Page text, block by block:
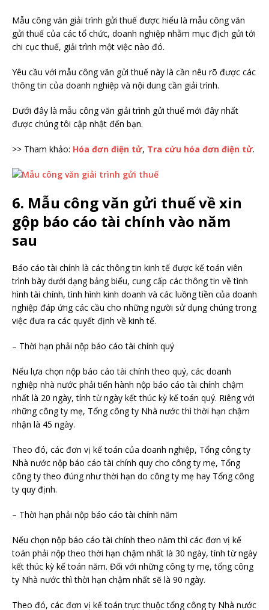
Mẫu công văn giải trình gửi thuế được hiểu là mẫu công văn
gửi thuế của các tổ chức, doanh nghiệp nhằm mục địch gửi tới
chi cục thuế, giải trình một việc nào đó.
Yêu cầu với mẫu công văn gửi thuế này là cần nêu rõ được các
thông tin của doanh nghiệp và nội dung cần giải trình.
Dưới đây là mẫu công văn giải trình gửi thuế mới đây nhất
được chúng tôi cập nhật đến bạn.
>> Tham khảo: Hóa đơn điện tử, Tra cứu hóa đơn điện tử.
6. Mẫu công văn gửi thuế về xin
gộp báo cáo tài chính vào năm
sau
Báo cáo tài chính là các thông tin kinh tế được kế toán viên
trình bày dưới dạng bảng biểu, cung cấp các thông tin về tình
hình tài chính, tình hình kinh doanh và các luồng tiền của doanh
nghiệp đáp ứng các cầu cho những người sử dụng chúng trong
việc đưa ra các quyết định về kinh tế.
– Thời hạn phải nộp báo cáo tài chính quý
Nếu lựa chọn nộp báo cáo tài chính theo quý, các doanh
nghiệp nhà nước phải tiến hành nộp báo cáo tài chính chậm
nhất là 20 ngày, tính từ ngày kết thúc kỳ kế toán quý. Riêng với
những công ty mẹ, Tổng công ty Nhà nước thì thời hạn chậm
nhận là 45 ngày.
Theo đó, các đơn vị kế toán của doanh nghiệp, Tổng công ty
Nhà nước nộp báo cáo tài chính quy cho công ty mẹ, Tổng
công ty theo đúng như thời hạn do công ty mẹ hay Tổng công
ty quy định.
– Thời hạn phải nộp báo cáo tài chính năm
Nếu chọn nộp báo cáo tài chính theo năm thì các đơn vị kế
toán phải nộp theo thời hạn chậm nhất là 30 ngày, tính từ ngày
kết thúc kỳ kế toán năm. Đối với những công ty mẹ, tổng công
ty Nhà nước thì thời hạn chậm nhất sẽ là 90 ngày.
Theo đó, các đơn vị kế toán trực thuộc tổng công ty Nhà nước